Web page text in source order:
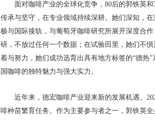
面对咖啡产业的全球化竞争，80后的郭铁英
传承与坚守，在专业领域持续深耕。她们深知，
极与国际接轨，与葡萄牙咖啡研究所展开深度合
研，不放过任何一个数据；在试验田里，她们不
着与努力，她们成功选育出具有地方标签的“德热
国咖啡的独特魅力与强大实力。
近年来，德宏咖啡产业迎来新的发展机遇。
啡种苗繁育任务。作为主要参与者之一，郭铁英